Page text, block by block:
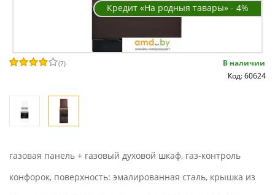
Кредит «На родныя тавары» - 4%
(7)
В наличии
Код: 60624
газовая панель + газовый духовой шкаф, газ-контроль
конфорок, поверхность: эмалированная сталь, крышка из